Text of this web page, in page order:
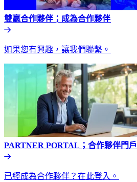
雙贏合作夥伴；成為合作夥伴​​
如果您有興趣，讓我們聯繫。​​
PARTNER PORTAL；合作夥伴門戶​​
已經成為合作夥伴？在此登入。​​